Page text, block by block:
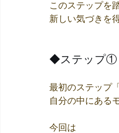
このステップを
新しい気づきを
◆ステップ①
最初のステップ
自分の中にある
今回は